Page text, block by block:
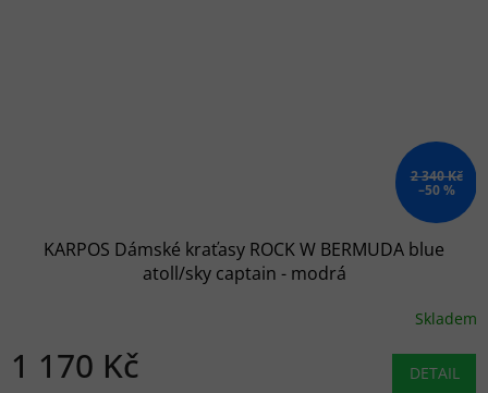
2 340 Kč
–50 %
KARPOS Dámské kraťasy ROCK W BERMUDA blue
atoll/sky captain - modrá
Skladem
1 170 Kč DETAIL